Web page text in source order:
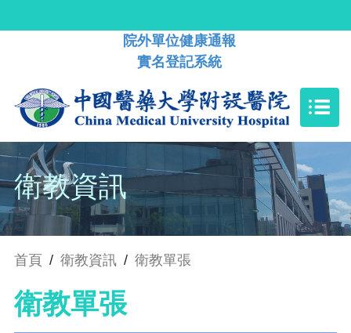
院外單位健康通報
實名登記系統
衛教資訊
首頁 / 衛教資訊 / 衛教單張
衛教單張